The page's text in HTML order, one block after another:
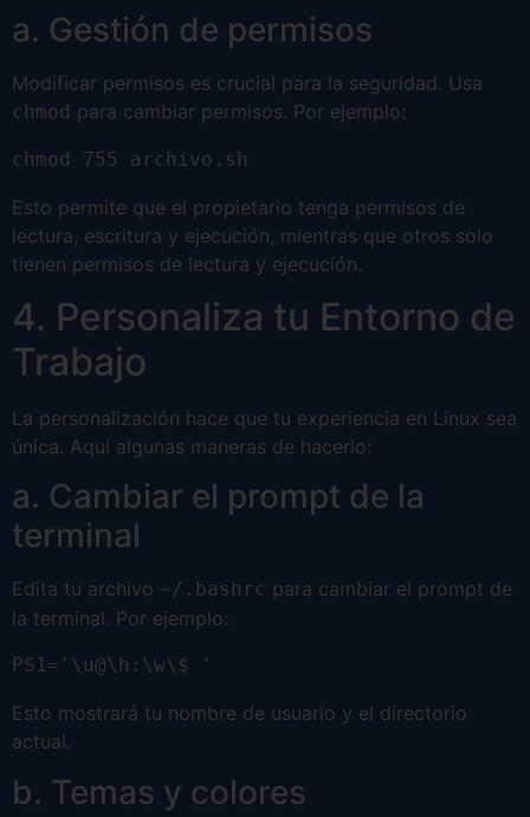
a. Gestión de permisos
Modificar permisos es crucial para la seguridad. Usa
chmod para cambiar permisos. Por ejemplo:
chmod 755 archivo.sh
Esto permite que el propietario tenga permisos de
lectura, escritura y ejecución, mientras que otros solo
tienen permisos de lectura y ejecución.
4. Personaliza tu Entorno de
Trabajo
La personalización hace que tu experiencia en Linux sea
única. Aquí algunas maneras de hacerlo:
a. Cambiar el prompt de la
terminal
Edita tu archivo ~/.bashrc para cambiar el prompt de
la terminal. Por ejemplo:
PS1='\u@\h:\w\$ '
Esto mostrará tu nombre de usuario y el directorio
actual.
b. Temas y colores